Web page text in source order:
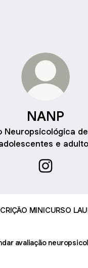
NANP
Neuropsicológica
e
MINICURSO
avaliação